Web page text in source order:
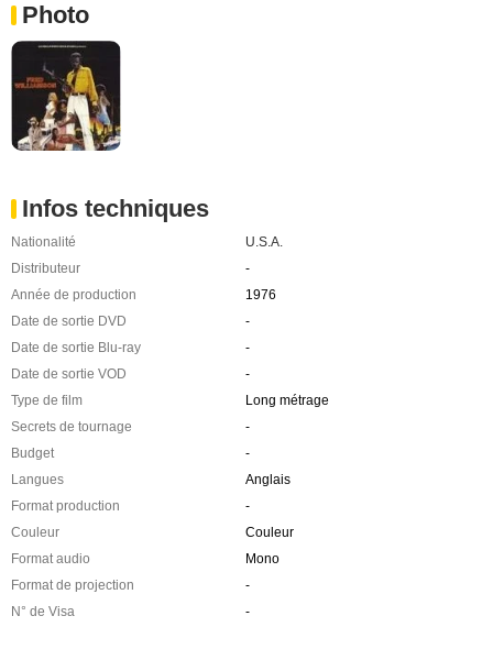
Photo
Infos techniques
Nationalité
U.S.A.
Distributeur
-
Année de production
1976
Date de sortie DVD
-
Date de sortie Blu-ray
-
Date de sortie VOD
-
Type de film
Long métrage
Secrets de tournage
-
Budget
-
Langues
Anglais
Format production
-
Couleur
Couleur
Format audio
Mono
Format de projection
-
N° de Visa
-